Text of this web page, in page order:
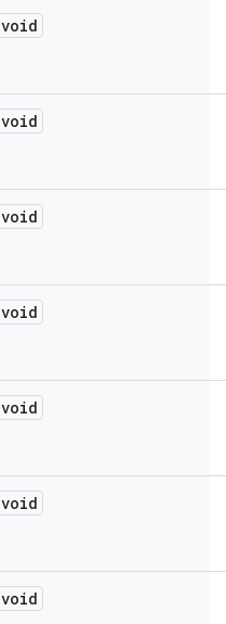
void
void
void
void
void
void
void